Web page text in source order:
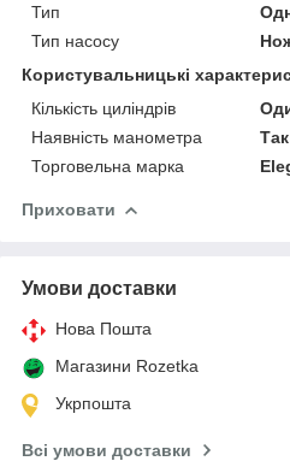
Тип
Тип насосу
Користувальницькі
Кількість циліндрів
Наявність манометра
Так
Торговельна марка
Приховати
Умови доставки
Нова Пошта
Магазини Rozetka
Укрпошта
Всі умови доставки